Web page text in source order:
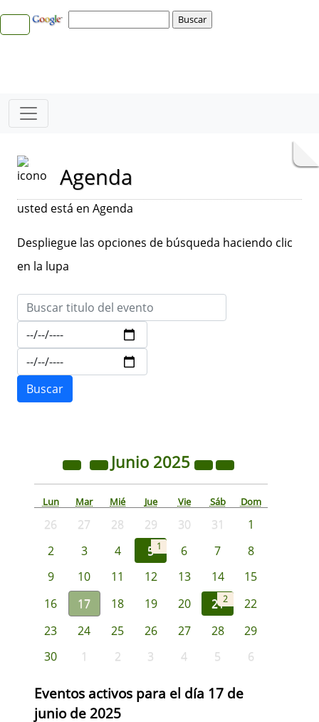
Agenda
usted está en Agenda
Despliegue las opciones de búsqueda haciendo clic
en la lupa
Junio 2025
Lun Mar Mié Jue Vie Sáb Dom
26 27 28 29 30 31
1
2
3 4 5 1 6 7
8
9
10 11 12 13 14
15
16
17 18 19 20 212
22
23
24 25 26 27 28
29
30
1 2 3 4 5 6
Eventos activos para el día 17 de
junio de 2025